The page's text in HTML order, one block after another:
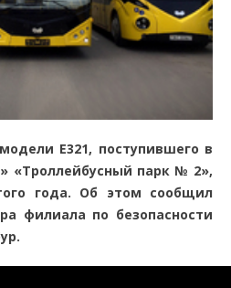
Е321, поступившего в
«Троллейбусный парк № 2»,
года. Об этом сообщил
филиала по безопасности